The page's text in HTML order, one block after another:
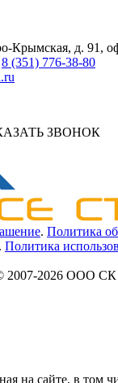
Крымская, д. 91,
8 (351) 776-38-80
ЗВОНОК
. Политика
. Политика
2007-2026 ООО
на сайте, в том